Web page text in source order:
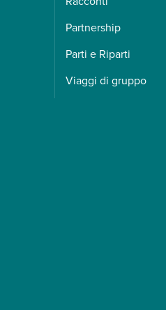
Partnership
Parti e Riparti
Viaggi di gruppo